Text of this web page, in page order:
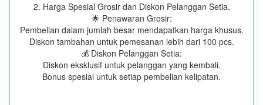
2. Harga Spesial Grosir dan Diskon Pelanggan Setia.
🌟 Penawaran Grosir:
Pembelian dalam jumlah besar mendapatkan harga khusus.
Diskon tambahan untuk pemesanan lebih dari 100 pcs.
💰 Diskon Pelanggan Setia:
Diskon eksklusif untuk pelanggan yang kembali.
Bonus spesial untuk setiap pembelian kelipatan.